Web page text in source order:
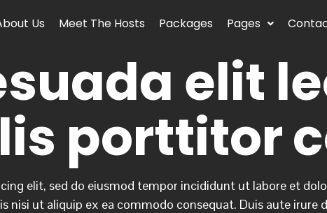
Us Meet The Hosts Packages Pages
elit
porttitor
elit, sed do eiusmod tempor incididunt ut labore et
nisi ut aliquip ex ea commodo consequat. Duis aute irure